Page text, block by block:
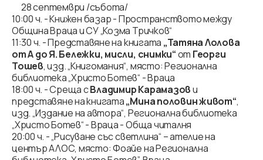
28 септември /събота/
10:00 ч. - Книжен базар - Пространството между
Община Враца и СУ „Козма Тричков“
11:30 ч. - Представяне на книгата „Татяна Лолова
от А до Я. Бележки, мисли, снимки“от Георги
Тошев, изд. „Книгомания“, място: Регионална
библиотека „Христо Ботев“ - Враца
18:00 ч. - Среща сВладимир Карамазови
представяне на книгата„Мина половин живот“,
изд. „Издание на автора“, Регионална библиотека
„Христо Ботев“ - Враца - Обща читалня
20:00 ч. - „Рисуване със светлина“ – ателие на
център АЛОС, място: Фоайе на Регионална